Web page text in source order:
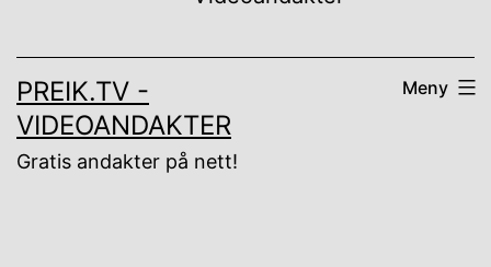
PREIK.TV -
VIDEOANDAKTER
Gratis andakter på nett!
Meny